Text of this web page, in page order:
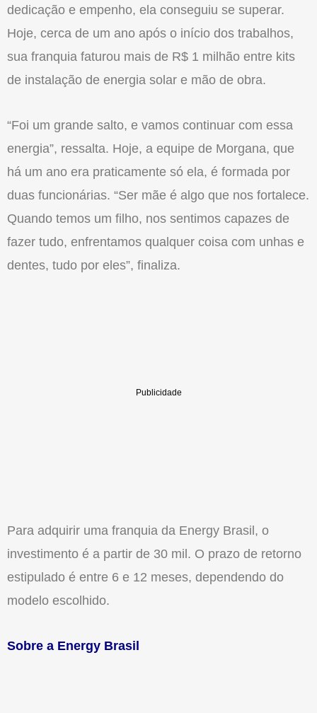
dedicação e empenho, ela conseguiu se superar.
Hoje, cerca de um ano após o início dos trabalhos,
sua franquia faturou mais de R$ 1 milhão entre kits
de instalação de energia solar e mão de obra.
“Foi um grande salto, e vamos continuar com essa
energia”, ressalta. Hoje, a equipe de Morgana, que
há um ano era praticamente só ela, é formada por
duas funcionárias. “Ser mãe é algo que nos fortalece.
Quando temos um filho, nos sentimos capazes de
fazer tudo, enfrentamos qualquer coisa com unhas e
dentes, tudo por eles”, finaliza.
Para adquirir uma franquia da Energy Brasil, o
investimento é a partir de 30 mil. O prazo de retorno
estipulado é entre 6 e 12 meses, dependendo do
modelo escolhido.
Sobre a Energy Brasil